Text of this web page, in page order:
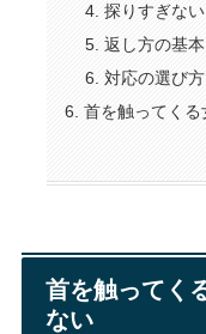
探りすぎない
返し方の基本
対応の選び方
首を触ってくる
首を触ってく
ない